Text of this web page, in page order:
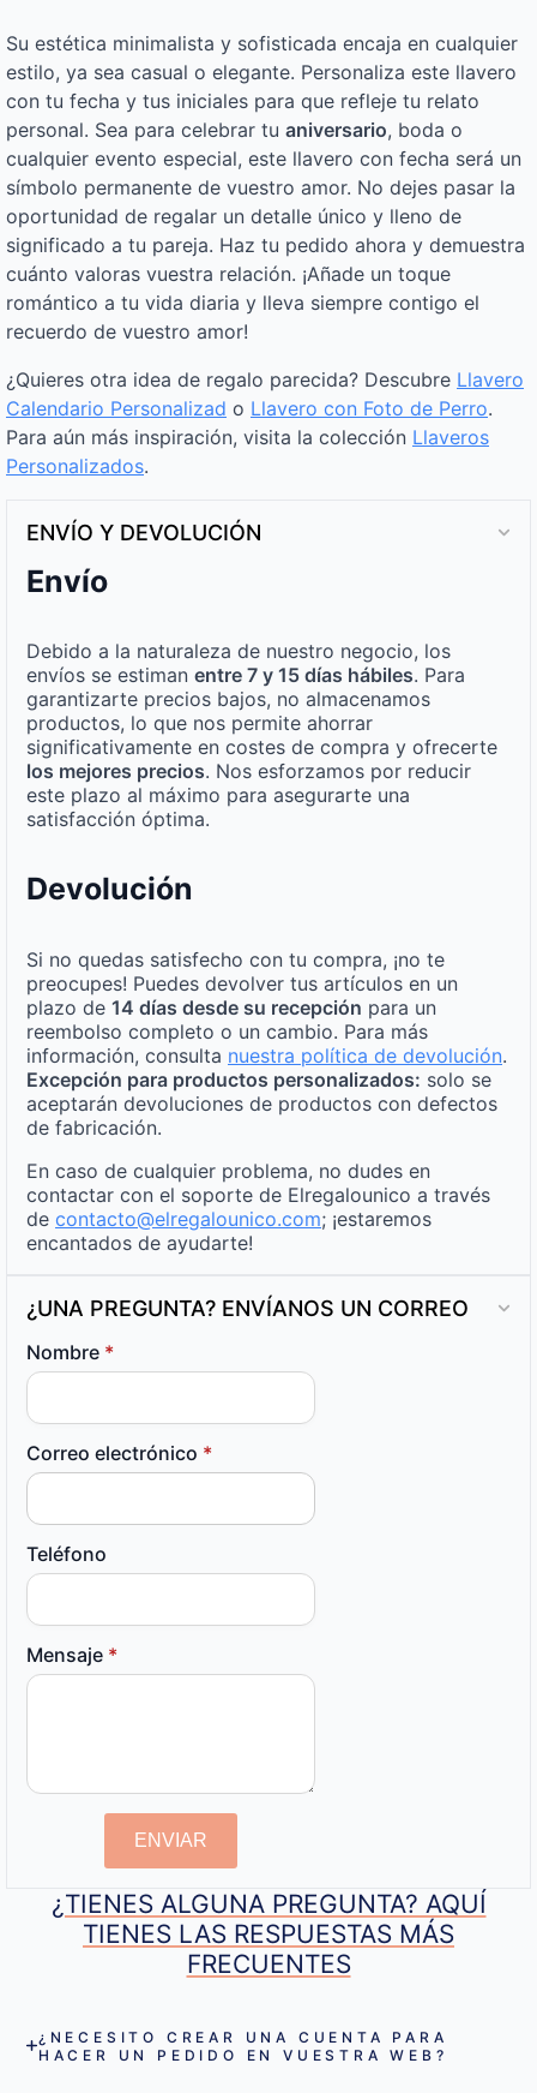
Su estética minimalista y sofisticada encaja en cualquier
estilo, ya sea casual o elegante. Personaliza este llavero
con tu fecha y tus iniciales para que refleje tu relato
personal. Sea para celebrar tu aniversario, boda o
cualquier evento especial, este llavero con fecha será un
símbolo permanente de vuestro amor. No dejes pasar la
oportunidad de regalar un detalle único y lleno de
significado a tu pareja. Haz tu pedido ahora y demuestra
cuánto valoras vuestra relación. ¡Añade un toque
romántico a tu vida diaria y lleva siempre contigo el
recuerdo de vuestro amor!
¿Quieres otra idea de regalo parecida? Descubre Llavero
Calendario Personalizad o Llavero con Foto de Perro.
Para aún más inspiración, visita la colección Llaveros
Personalizados.
ENVÍO Y DEVOLUCIÓN
Envío
Debido a la naturaleza de nuestro negocio, los
envíos se estiman entre 7 y 15 días hábiles. Para
garantizarte precios bajos, no almacenamos
productos, lo que nos permite ahorrar
significativamente en costes de compra y ofrecerte
los mejores precios. Nos esforzamos por reducir
este plazo al máximo para asegurarte una
satisfacción óptima.
Devolución
Si no quedas satisfecho con tu compra, ¡no te
preocupes! Puedes devolver tus artículos en un
plazo de 14 días desde su recepción para un
reembolso completo o un cambio. Para más
información, consulta nuestra política de devolución.
Excepción para productos personalizados: solo se
aceptarán devoluciones de productos con defectos
de fabricación.
En caso de cualquier problema, no dudes en
contactar con el soporte de Elregalounico a través
de contacto@elregalounico.com; ¡estaremos
encantados de ayudarte!
¿UNA PREGUNTA? ENVÍANOS UN CORREO
Nombre *
Correo electrónico *
Teléfono
Mensaje *
ENVIAR
¿TIENES ALGUNA PREGUNTA? AQUÍ
TIENES LAS RESPUESTAS MÁS
FRECUENTES
¿NECESITO CREAR UNA CUENTA PARA
HACER UN PEDIDO EN VUESTRA WEB?